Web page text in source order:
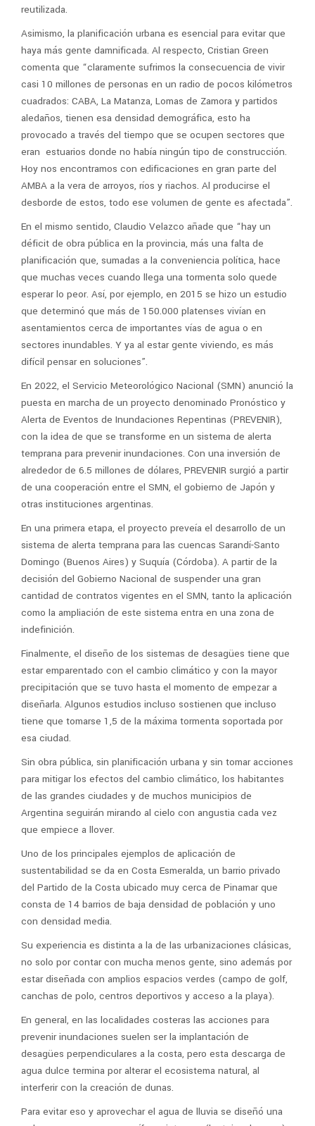
reutilizada.
Asimismo, la planificación urbana es esencial para evitar que
haya más gente damnificada. Al respecto, Cristian Green
comenta que “claramente sufrimos la consecuencia de vivir
casi 10 millones de personas en un radio de pocos kilómetros
cuadrados: CABA, La Matanza, Lomas de Zamora y partidos
aledaños, tienen esa densidad demográfica, esto ha
provocado a través del tiempo que se ocupen sectores que
eran estuarios donde no había ningún tipo de construcción.
Hoy nos encontramos con edificaciones en gran parte del
AMBA a la vera de arroyos, ríos y riachos. Al producirse el
desborde de estos, todo ese volumen de gente es afectada”.
En el mismo sentido, Claudio Velazco añade que “hay un
déficit de obra pública en la provincia, más una falta de
planificación que, sumadas a la conveniencia política, hace
que muchas veces cuando llega una tormenta solo quede
esperar lo peor. Así, por ejemplo, en 2015 se hizo un estudio
que determinó que más de 150.000 platenses vivían en
asentamientos cerca de importantes vías de agua o en
sectores inundables. Y ya al estar gente viviendo, es más
difícil pensar en soluciones”.
En 2022, el Servicio Meteorológico Nacional (SMN) anunció la
puesta en marcha de un proyecto denominado Pronóstico y
Alerta de Eventos de Inundaciones Repentinas (PREVENIR),
con la idea de que se transforme en un sistema de alerta
temprana para prevenir inundaciones. Con una inversión de
alrededor de 6.5 millones de dólares, PREVENIR surgió a partir
de una cooperación entre el SMN, el gobierno de Japón y
otras instituciones argentinas.
En una primera etapa, el proyecto preveía el desarrollo de un
sistema de alerta temprana para las cuencas Sarandí-Santo
Domingo (Buenos Aires) y Suquía (Córdoba). A partir de la
decisión del Gobierno Nacional de suspender una gran
cantidad de contratos vigentes en el SMN, tanto la aplicación
como la ampliación de este sistema entra en una zona de
indefinición.
Finalmente, el diseño de los sistemas de desagües tiene que
estar emparentado con el cambio climático y con la mayor
precipitación que se tuvo hasta el momento de empezar a
diseñarla. Algunos estudios incluso sostienen que incluso
tiene que tomarse 1,5 de la máxima tormenta soportada por
esa ciudad.
Sin obra pública, sin planificación urbana y sin tomar acciones
para mitigar los efectos del cambio climático, los habitantes
de las grandes ciudades y de muchos municipios de
Argentina seguirán mirando al cielo con angustia cada vez
que empiece a llover.
Uno de los principales ejemplos de aplicación de
sustentabilidad se da en Costa Esmeralda, un barrio privado
del Partido de la Costa ubicado muy cerca de Pinamar que
consta de 14 barrios de baja densidad de población y uno
con densidad media.
Su experiencia es distinta a la de las urbanizaciones clásicas,
no solo por contar con mucha menos gente, sino además por
estar diseñada con amplios espacios verdes (campo de golf,
canchas de polo, centros deportivos y acceso a la playa).
En general, en las localidades costeras las acciones para
prevenir inundaciones suelen ser la implantación de
desagües perpendiculares a la costa, pero esta descarga de
agua dulce termina por alterar el ecosistema natural, al
interferir con la creación de dunas.
Para evitar eso y aprovechar el agua de lluvia se diseñó una